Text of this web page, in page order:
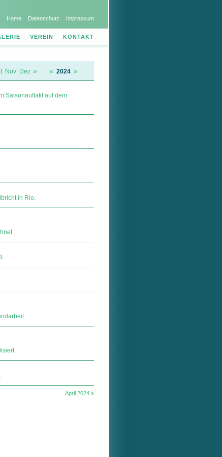
Home Datenschutz Impressum
VEREIN KONTAKT
Nov Dez » « 2024 »
Saisonauftakt auf dem
in Rio.
April 2024 »